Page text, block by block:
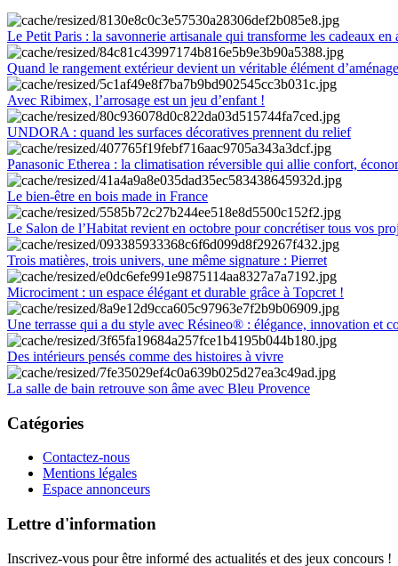
Le Petit Paris : la savonnerie artisanale qui transforme les cadeaux en
Quand le rangement extérieur devient un véritable élément
Avec Ribimex, l’arrosage est un jeu d’enfant !
UNDORA : quand les surfaces décoratives prennent du relief
Panasonic Etherea : la climatisation réversible qui allie confort,
Le bien-être en bois made in France
Le Salon de l’Habitat revient en octobre pour concrétiser tous vos
Trois matières, trois univers, une même signature : Pierret
Microciment : un espace élégant et durable grâce à Topcret !
Une terrasse qui a du style avec Résineo® : élégance, innovation et
Des intérieurs pensés comme des histoires à vivre
La salle de bain retrouve son âme avec Bleu Provence
Catégories
Contactez-nous
Mentions légales
Espace annonceurs
Lettre d'information
Inscrivez-vous pour être informé des actualités et des jeux concours !